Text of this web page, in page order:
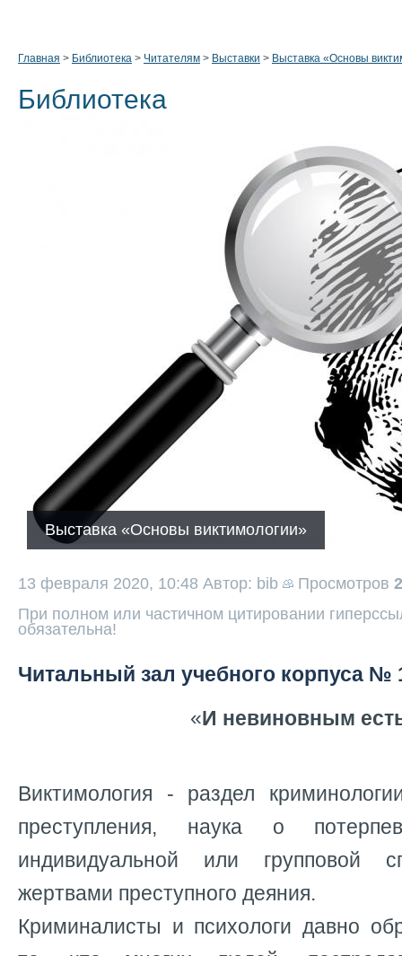
Главная > Библиотека > Читателям > Выставки > Выставка «Основы
Библиотека
Выставка «Основы виктимологии»
13 февраля 2020, 10:48 Автор: bib Просмотров
При полном или частичном цитировании
обязательна!
Читальный зал учебного корпуса №
«И невиновным
Виктимология - раздел
преступления, наука о
индивидуальной или групповой
жертвами преступного деяния.
Криминалисты и психологи давно